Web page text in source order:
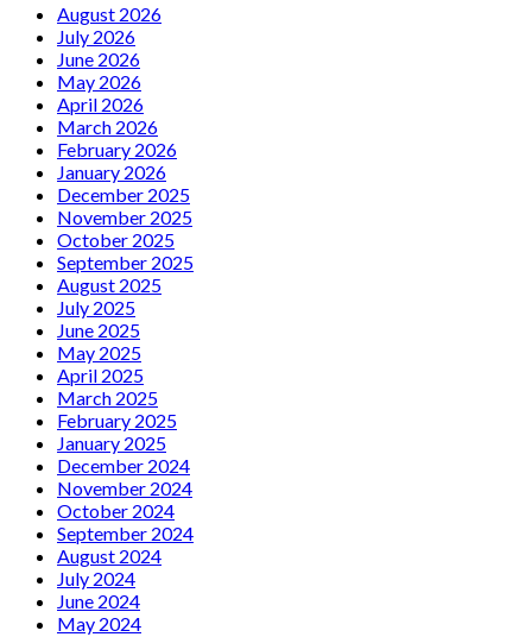
August 2026
July 2026
June 2026
May 2026
April 2026
March 2026
February 2026
January 2026
December 2025
November 2025
October 2025
September 2025
August 2025
July 2025
June 2025
May 2025
April 2025
March 2025
February 2025
January 2025
December 2024
November 2024
October 2024
September 2024
August 2024
July 2024
June 2024
May 2024